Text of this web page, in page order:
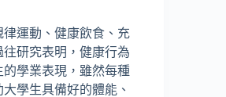
運動、健康飲食、充
研究表明，健康行為
的學業表現，雖然每種
學生具備好的體能、